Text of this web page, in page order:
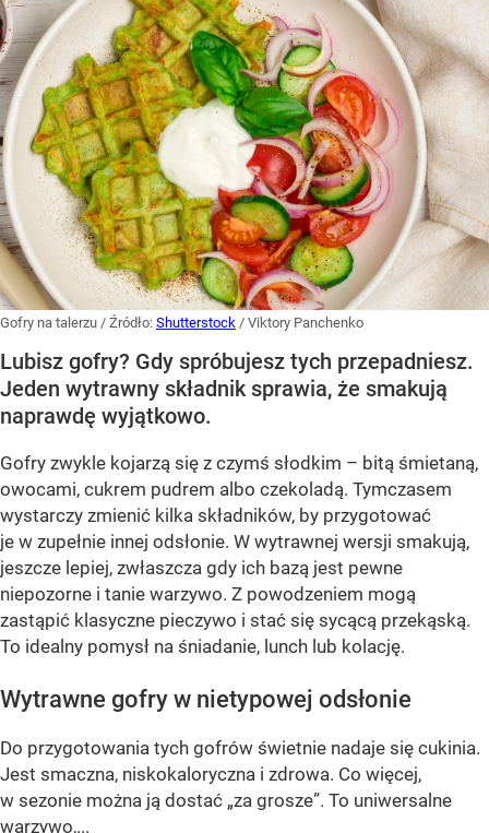
Gofry na talerzu / Źródło: Shutterstock / Viktory Panchenko
Lubisz gofry? Gdy spróbujesz tych przepadniesz.
Jeden wytrawny składnik sprawia, że smakują
naprawdę wyjątkowo.
Gofry zwykle kojarzą się z czymś słodkim – bitą śmietaną,
owocami, cukrem pudrem albo czekoladą. Tymczasem
wystarczy zmienić kilka składników, by przygotować
je w zupełnie innej odsłonie. W wytrawnej wersji smakują,
jeszcze lepiej, zwłaszcza gdy ich bazą jest pewne
niepozorne i tanie warzywo. Z powodzeniem mogą
zastąpić klasyczne pieczywo i stać się sycącą przekąską.
To idealny pomysł na śniadanie, lunch lub kolację.
Wytrawne gofry w nietypowej odsłonie
Do przygotowania tych gofrów świetnie nadaje się cukinia.
Jest smaczna, niskokaloryczna i zdrowa. Co więcej,
w sezonie można ją dostać „za grosze”. To uniwersalne
warzywo,...